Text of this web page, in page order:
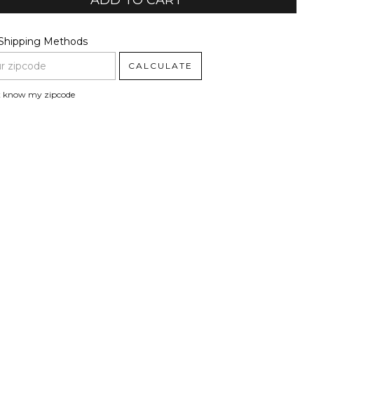
for zipcode:
Methods
CALCULATE
know my zipcode